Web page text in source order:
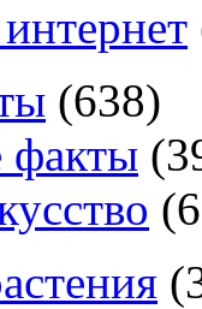
(638)
факты (
(
(